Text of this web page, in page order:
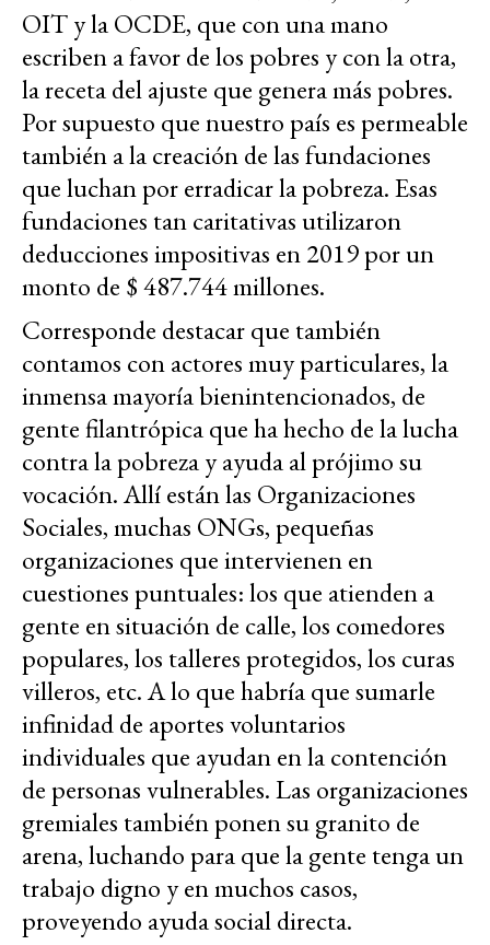
OIT y la OCDE, que con una mano
escriben a favor de los pobres y con la otra,
la receta del ajuste que genera más pobres.
Por supuesto que nuestro país es permeable
también a la creación de las fundaciones
que luchan por erradicar la pobreza. Esas
fundaciones tan caritativas utilizaron
deducciones impositivas en 2019 por un
monto de $ 487.744 millones.
Corresponde destacar que también
contamos con actores muy particulares, la
inmensa mayoría bienintencionados, de
gente filantrópica que ha hecho de la lucha
contra la pobreza y ayuda al prójimo su
vocación. Allí están las Organizaciones
Sociales, muchas ONGs, pequeñas
organizaciones que intervienen en
cuestiones puntuales: los que atienden a
gente en situación de calle, los comedores
populares, los talleres protegidos, los curas
villeros, etc. A lo que habría que sumarle
infinidad de aportes voluntarios
individuales que ayudan en la contención
de personas vulnerables. Las organizaciones
gremiales también ponen su granito de
arena, luchando para que la gente tenga un
trabajo digno y en muchos casos,
proveyendo ayuda social directa.